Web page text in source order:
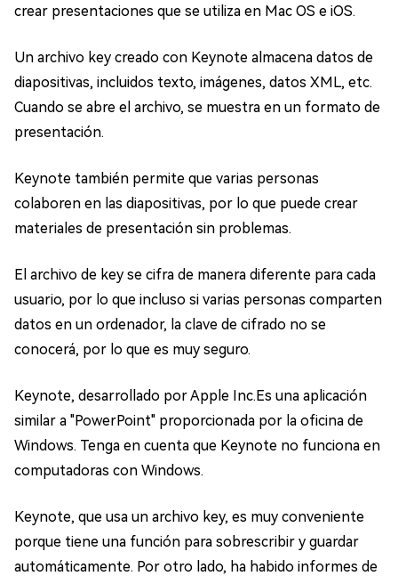
crear presentaciones que se utiliza en Mac OS e iOS.
Un archivo key creado con Keynote almacena datos de
diapositivas, incluidos texto, imágenes, datos XML, etc.
Cuando se abre el archivo, se muestra en un formato de
presentación.
Keynote también permite que varias personas
colaboren en las diapositivas, por lo que puede crear
materiales de presentación sin problemas.
El archivo de key se cifra de manera diferente para cada
usuario, por lo que incluso si varias personas comparten
datos en un ordenador, la clave de cifrado no se
conocerá, por lo que es muy seguro.
Keynote, desarrollado por Apple Inc.Es una aplicación
similar a "PowerPoint" proporcionada por la oficina de
Windows. Tenga en cuenta que Keynote no funciona en
computadoras con Windows.
Keynote, que usa un archivo key, es muy conveniente
porque tiene una función para sobrescribir y guardar
automáticamente. Por otro lado, ha habido informes de